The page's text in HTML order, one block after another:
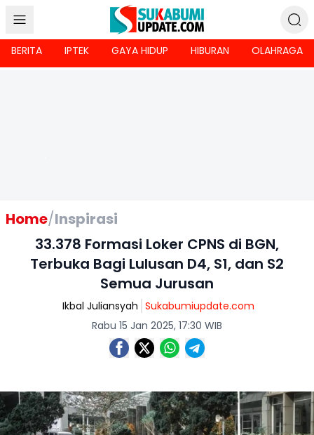
BERITA IPTEK GAYA HIDUP HIBURAN OLAHRAGA
Home/Inspirasi
33.378 Formasi Loker CPNS di BGN,
Terbuka Bagi Lulusan D4, S1, dan S2
Semua Jurusan
Ikbal Juliansyah Sukabumiupdate.com
Rabu 15 Jan 2025, 17:30 WIB